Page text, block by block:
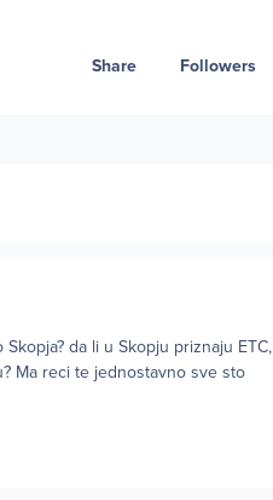
Share Followers
da li u Skopju priznaju ETC,
Ma reci te jednostavno sve sto